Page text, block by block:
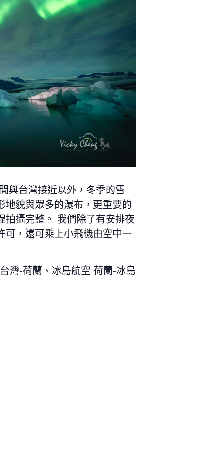
與台灣接近以外，冬季的雪
地貌與眾多的瀑布，更重要的
拍攝完整。 我們除了有安排夜
可，還可乘上小飛機由空中一
灣-荷蘭、冰島航空 荷蘭-冰島